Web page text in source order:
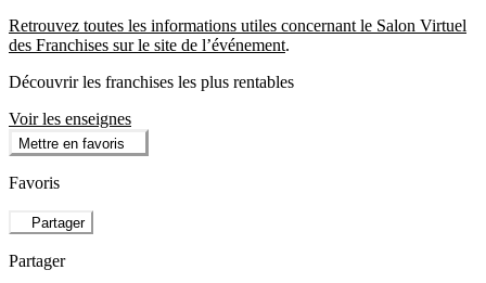
Retrouvez toutes les informations utiles concernant le Salon Virtuel
des Franchises sur le site de l’événement.
Découvrir les franchises les plus rentables
Voir les enseignes
Mettre en favoris
Favoris
Partager
Partager